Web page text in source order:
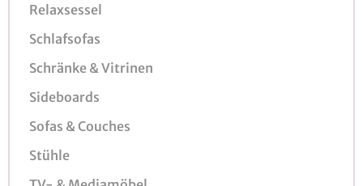
Relaxsessel
Schlafsofas
Schränke & Vitrinen
Sideboards
Sofas & Couches
Stühle